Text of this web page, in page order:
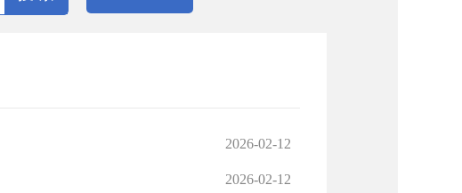
2026-02-12
2026-02-12